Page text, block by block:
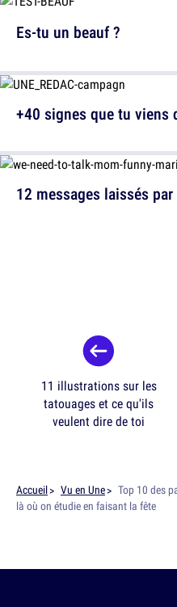
12 messages laissés
Es-tu un beauf ?
+40 signes que tu viens
11 illustrations sur les
tatouages et ce qu'ils
veulent dire de toi
Accueil Vu en Une
Top 10 des
là où on étudie en faisant la fête